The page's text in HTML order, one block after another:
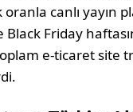
oranla canlı yayın
Friday
e-ticaret site